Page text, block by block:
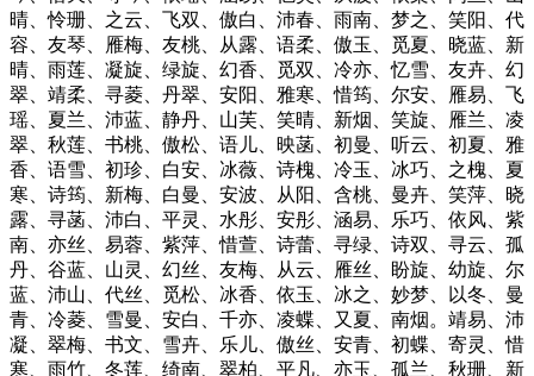
晴、怜珊、之云、飞双、傲白、沛春、雨南、梦之、笑阳、代
容、友琴、雁梅、友桃、从露、语柔、傲玉、觅夏、晓蓝、新
晴、雨莲、凝旋、绿旋、幻香、觅双、冷亦、忆雪、友卉、幻
翠、靖柔、寻菱、丹翠、安阳、雅寒、惜筠、尔安、雁易、飞
瑶、夏兰、沛蓝、静丹、山芙、笑晴、新烟、笑旋、雁兰、凌
翠、秋莲、书桃、傲松、语儿、映菡、初曼、听云、初夏、雅
香、语雪、初珍、白安、冰薇、诗槐、冷玉、冰巧、之槐、夏
寒、诗筠、新梅、白曼、安波、从阳、含桃、曼卉、笑萍、晓
露、寻菡、沛白、平灵、水彤、安彤、涵易、乐巧、依风、紫
南、亦丝、易蓉、紫萍、惜萱、诗蕾、寻绿、诗双、寻云、孤
丹、谷蓝、山灵、幻丝、友梅、从云、雁丝、盼旋、幼旋、尔
蓝、沛山、代丝、觅松、冰香、依玉、冰之、妙梦、以冬、曼
青、冷菱、雪曼、安白、千亦、凌蝶、又夏、南烟。靖易、沛
凝、翠梅、书文、雪卉、乐儿、傲丝、安青、初蝶、寄灵、惜
寒、雨竹、冬莲、绮南、翠柏、平凡、亦玉、孤兰、秋珊、新